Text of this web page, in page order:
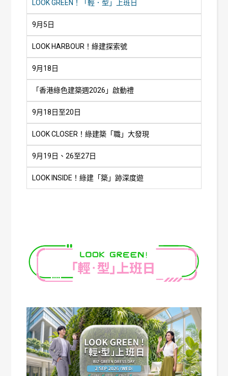
LOOK GREEN！「輕．型」上班日
9月5日
LOOK HARBOUR！綠建探索號
9月18日
「香港綠色建築週2026」啟動禮
9月18日至20日
LOOK CLOSER！綠建築「職」大發現
9月19日、26至27日
LOOK INSIDE！綠建「築」跡深度遊